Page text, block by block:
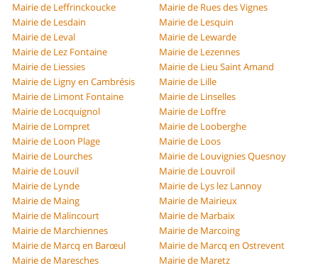
Mairie de Leffrinckoucke
Mairie de Rues des Vignes
Mairie de Lesdain
Mairie de Lesquin
Mairie de Leval
Mairie de Lewarde
Mairie de Lez Fontaine
Mairie de Lezennes
Mairie de Liessies
Mairie de Lieu Saint Amand
Mairie de Ligny en Cambrésis
Mairie de Lille
Mairie de Limont Fontaine
Mairie de Linselles
Mairie de Locquignol
Mairie de Loffre
Mairie de Lompret
Mairie de Looberghe
Mairie de Loon Plage
Mairie de Loos
Mairie de Lourches
Mairie de Louvignies Quesnoy
Mairie de Louvil
Mairie de Louvroil
Mairie de Lynde
Mairie de Lys lez Lannoy
Mairie de Maing
Mairie de Mairieux
Mairie de Malincourt
Mairie de Marbaix
Mairie de Marchiennes
Mairie de Marcoing
Mairie de Marcq en Barœul
Mairie de Marcq en Ostrevent
Mairie de Maresches
Mairie de Maretz